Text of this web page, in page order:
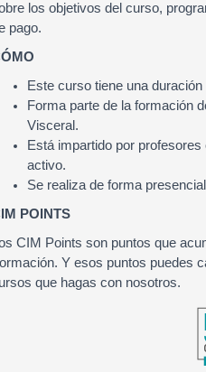
los objetivos del curso,
pago.
Este curso tiene una duración
Forma parte de la formación
Visceral.
Está impartido por
activo.
Se realiza de forma
POINTS
CIM Points son puntos que
Y esos puntos puedes
que hagas con nosotros.